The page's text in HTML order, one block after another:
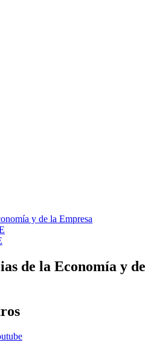
y de la Empresa
de la Economía y de